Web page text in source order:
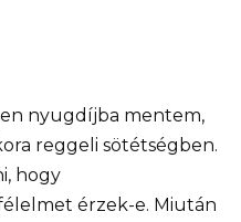
nyugdíjba mentem,
reggeli sötétségben.
hogy
érzek-e. Miután